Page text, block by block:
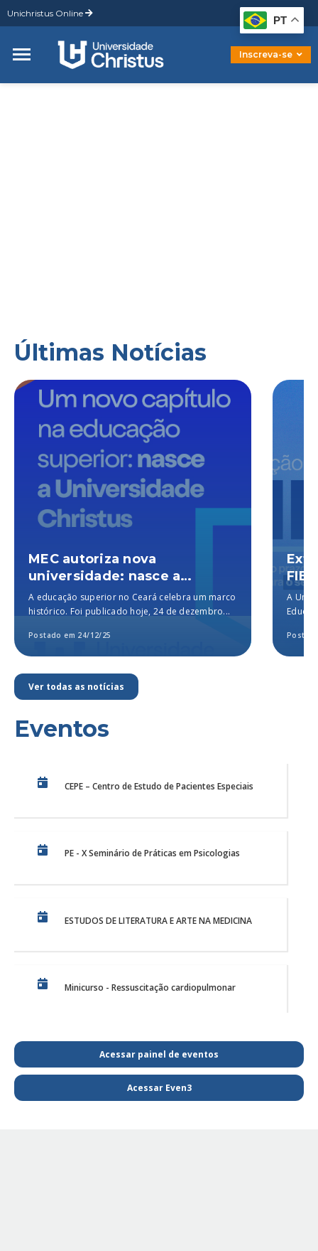
Unichristus Online
Inscreva-se
Graduação
Pós-Graduação
Mestrado
Doutorado
Últimas Notícias
MEC autoriza nova
universidade: nasce a
Universidade Christus, a
melhor particular do Brasil,
A educação superior no Ceará celebra um marco
histórico. Foi publicado hoje, 24 de dezembro...
Postado em 24/12/25
FIES
A
Ver todas as notícias
Eventos
CEPE – Centro de Estudo de Pacientes Especiais
PE - X Seminário de Práticas em Psicologias
ESTUDOS DE LITERATURA E ARTE NA MEDICINA
Minicurso - Ressuscitação cardiopulmonar
Discussão de Caso de Harmonização Orofacial
Acessar painel de eventos
Acessar Even3
PT